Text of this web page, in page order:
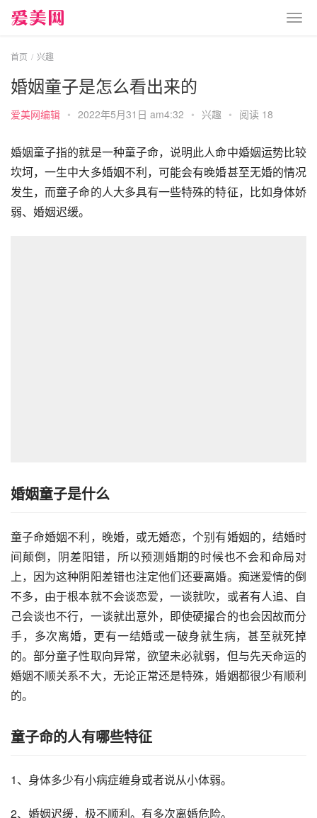
首页 兴趣
婚姻童子是怎么看出来的
爱美网编辑 • 2022年5月31日 am4:32 • 兴趣 • 阅读 18
婚姻童子指的就是一种童子命，说明此人命中婚姻运势比较
坎坷，一生中大多婚姻不利，可能会有晚婚甚至无婚的情况
发生，而童子命的人大多具有一些特殊的特征，比如身体娇
弱、婚姻迟缓。
婚姻童子是什么
童子命婚姻不利，晚婚，或无婚恋，个别有婚姻的，结婚时
间颠倒，阴差阳错，所以预测婚期的时候也不会和命局对
上，因为这种阴阳差错也注定他们还要离婚。痴迷爱情的倒
不多，由于根本就不会谈恋爱，一谈就吹，或者有人追、自
己会谈也不行，一谈就出意外，即使硬撮合的也会因故而分
手，多次离婚，更有一结婚或一破身就生病，甚至就死掉
的。部分童子性取向异常，欲望未必就弱，但与先天命运的
婚姻不顺关系不大，无论正常还是特殊，婚姻都很少有顺利
的。
童子命的人有哪些特征
1、身体多少有小病症缠身或者说从小体弱。
2、婚姻迟缓，极不顺利。有多次离婚危险。